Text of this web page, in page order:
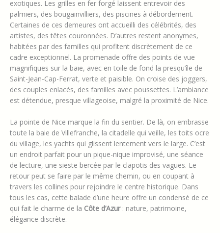
exotiques. Les grilles en fer forgé laissent entrevoir des
palmiers, des bougainvilliers, des piscines à débordement.
Certaines de ces demeures ont accueilli des célébrités, des
artistes, des têtes couronnées. D’autres restent anonymes,
habitées par des familles qui profitent discrètement de ce
cadre exceptionnel. La promenade offre des points de vue
magnifiques sur la baie, avec en toile de fond la presqu’île de
Saint-Jean-Cap-Ferrat, verte et paisible. On croise des joggers,
des couples enlacés, des familles avec poussettes. L’ambiance
est détendue, presque villageoise, malgré la proximité de Nice.
La pointe de Nice marque la fin du sentier. De là, on embrasse
toute la baie de Villefranche, la citadelle qui veille, les toits ocre
du village, les yachts qui glissent lentement vers le large. C’est
un endroit parfait pour un pique-nique improvisé, une séance
de lecture, une sieste bercée par le clapotis des vagues. Le
retour peut se faire par le même chemin, ou en coupant à
travers les collines pour rejoindre le centre historique. Dans
tous les cas, cette balade d’une heure offre un condensé de ce
qui fait le charme de la Côte d’Azur: nature, patrimoine,
élégance discrète.